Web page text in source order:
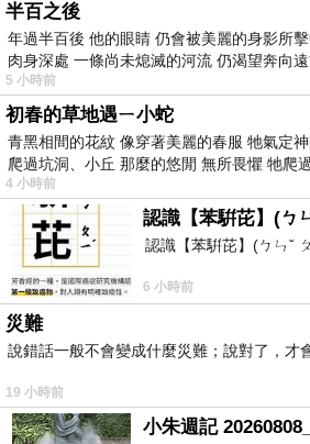
半百之後
年過半百後 他的眼睛 仍會被美麗的身影所
肉身深處 一條尚未熄滅的河流 仍渴望奔向
5 小時前
初春的草地遇ㄧ小蛇
青黑相間的花紋 像穿著美麗的春服 牠氣定
爬過坑洞、小丘 那麼的悠閒 無所畏懼 牠爬
4 小時前
認識【苯騈芘】(ㄅ
認識【苯騈芘】(ㄅㄣˇ
6 小時前
災難
說錯話一般不會變成什麼災難；說對了，才會
19 小時前